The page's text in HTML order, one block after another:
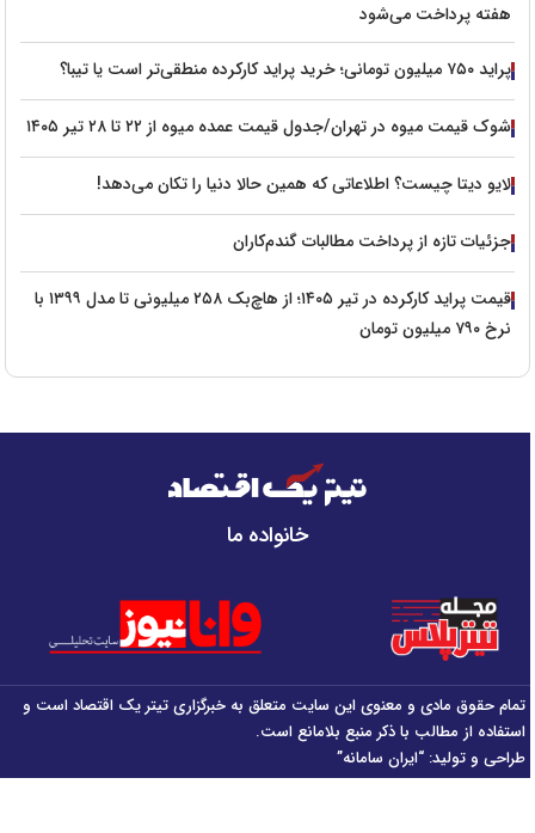
هفته پرداخت می‌شود
پراید ۷۵۰ میلیون تومانی؛ خرید پراید کارکرده منطقی‌تر است یا تیبا؟
شوک قیمت میوه در تهران/جدول قیمت عمده میوه از ۲۲ تا ۲۸ تیر ۱۴۰۵
لایو دیتا چیست؟ اطلاعاتی که همین حالا دنیا را تکان می‌دهد!
جزئیات تازه از پرداخت مطالبات گندم‌کاران
قیمت پراید کارکرده در تیر ۱۴۰۵؛ از هاچ‌بک ۲۵۸ میلیونی تا مدل ۱۳۹۹ با
نرخ ۷۹۰ میلیون تومان
خانواده ما
تمام حقوق مادی و معنوی این سایت متعلق به خبرگزاری تیتر یک اقتصاد است و
استفاده از مطالب با ذکر منبع بلامانع است.
طراحی و تولید: “ایران سامانه”